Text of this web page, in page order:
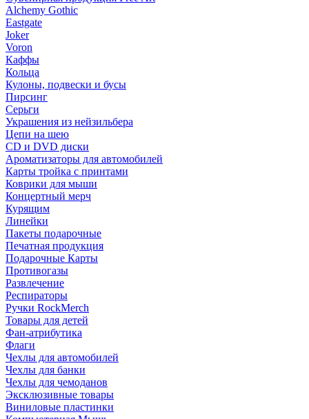
Alchemy Gothic
Eastgate
Joker
Voron
Каффы
Кольца
Кулоны, подвески и бусы
Пирсинг
Серьги
Украшения из нейзильбера
Цепи на шею
CD и DVD диски
Ароматизаторы для автомобилей
Карты тройка с принтами
Коврики для мыши
Концертный мерч
Курящим
Линейки
Пакеты подарочные
Печатная продукция
Подарочные Карты
Противогазы
Развлечение
Респираторы
Ручки RockMerch
Товары для детей
Фан-атрибутика
Флаги
Чехлы для автомобилей
Чехлы для банки
Чехлы для чемоданов
Эксклюзивные товары
Виниловые пластинки